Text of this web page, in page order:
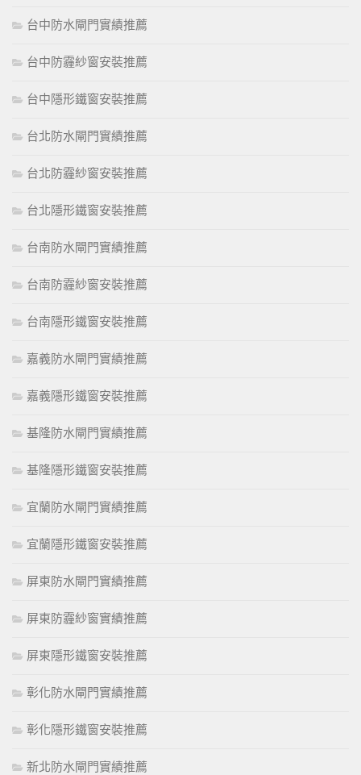
台中防水閘門實績推薦
台中防霾紗窗安裝推薦
台中隱形鐵窗安裝推薦
台北防水閘門實績推薦
台北防霾紗窗安裝推薦
台北隱形鐵窗安裝推薦
台南防水閘門實績推薦
台南防霾紗窗安裝推薦
台南隱形鐵窗安裝推薦
嘉義防水閘門實績推薦
嘉義隱形鐵窗安裝推薦
基隆防水閘門實績推薦
基隆隱形鐵窗安裝推薦
宜蘭防水閘門實績推薦
宜蘭隱形鐵窗安裝推薦
屏東防水閘門實績推薦
屏東防霾紗窗實績推薦
屏東隱形鐵窗安裝推薦
彰化防水閘門實績推薦
彰化隱形鐵窗安裝推薦
新北防水閘門實績推薦